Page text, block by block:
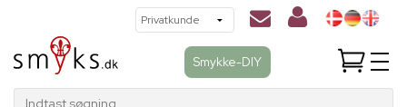
Smykke-DIY
Indtast søgning